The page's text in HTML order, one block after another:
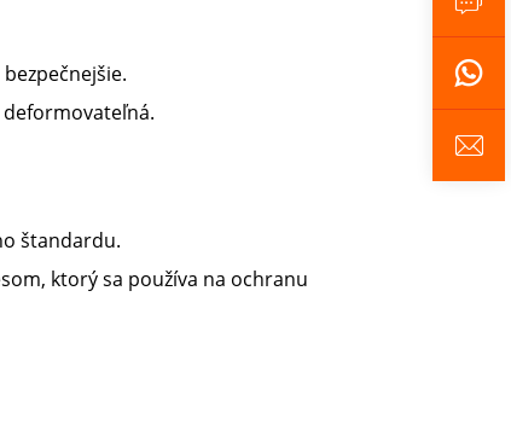
štandardu.
ktorý sa používa na ochranu